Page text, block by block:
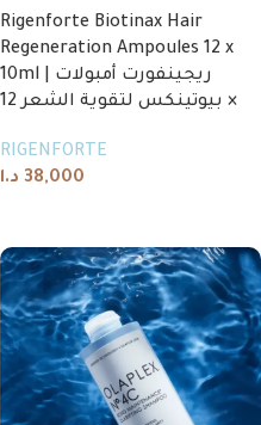
Rigenforte Biotinax Hair
Regeneration Ampoules 12 x
10ml | ريجينفورت أمبولات
بيوتينكس لتقوية الشعر 12 ×
RIGENFORTE
38,000 د.ا